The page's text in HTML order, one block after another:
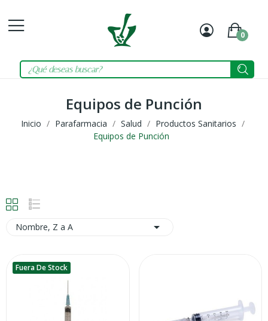
Mi
0
Equipos de Punción
Inicio Parafarmacia Salud
Productos Sanitarios
Equipos de Punción
Nombre, Z a A 
Fuera De Stock